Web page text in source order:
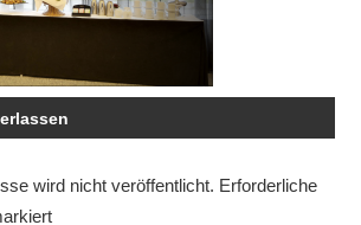
wird nicht veröffentlicht. Erforderliche